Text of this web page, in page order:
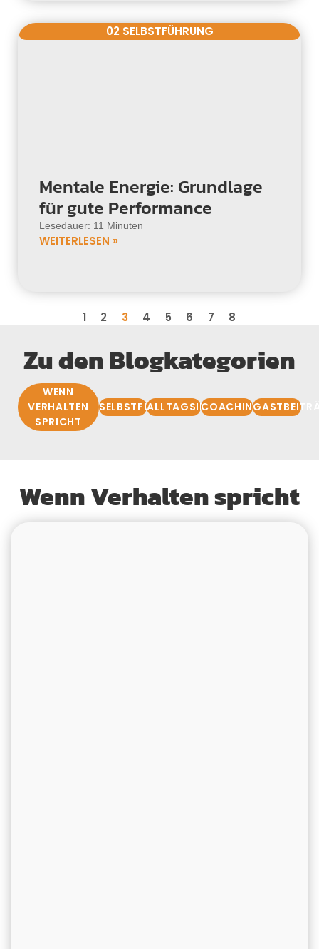
02 SELBSTFÜHRUNG
Mentale Energie: Grundlage
für gute Performance
Lesedauer: 11 Minuten
WEITERLESEN »
1 2 3 4 5 6 7 8
Zu den Blogkategorien
WENN
VERHALTEN
SPRICHT
SELBSTFÜHRUNGALLTAGSIMPULSECOACHINGBASIS
Wenn Verhalten spricht